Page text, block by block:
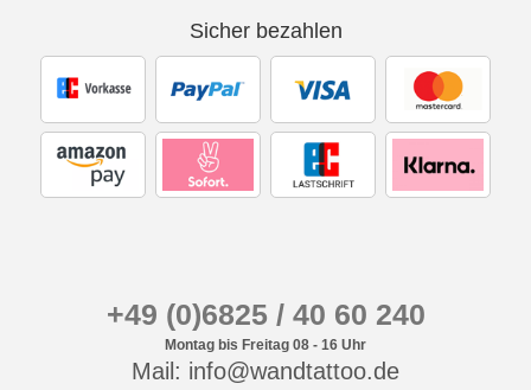
Sicher bezahlen
+49 (0)6825 / 40 60 240
Montag bis Freitag 08 - 16 Uhr
Mail: info@wandtattoo.de